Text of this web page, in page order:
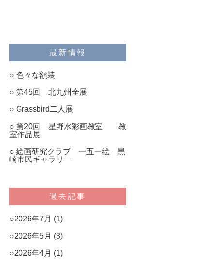
最新情報
色々な額装
第45回 北九州全展
Grassbird二人展
第20回 星野水彩画教室 教
室作品展
絵画研究クラブ 一五一絵 黒
崎市民ギャラリー
過去記事
2026年7月 (1)
2026年5月 (3)
2026年4月 (1)